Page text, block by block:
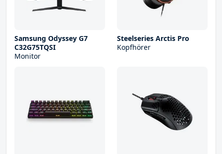
Samsung Odyssey G7
C32G75TQSI
Monitor
Steelseries Arctis Pro
Kopfhörer